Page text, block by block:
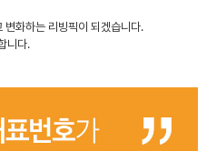
화하는 리빙픽이 되겠습니다.
니다.